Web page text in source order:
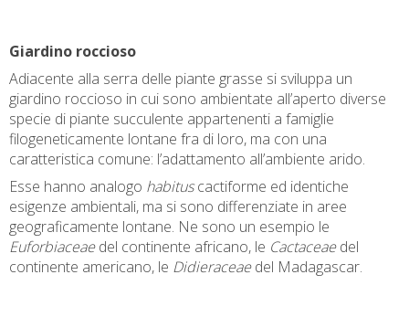
Giardino roccioso
Adiacente alla serra delle piante grasse si sviluppa un
giardino roccioso in cui sono ambientate all’aperto diverse
specie di piante succulente appartenenti a famiglie
filogeneticamente lontane fra di loro, ma con una
caratteristica comune: l’adattamento all’ambiente arido.
Esse hanno analogo habituscactiforme ed identiche
esigenze ambientali, ma si sono differenziate in aree
geograficamente lontane. Ne sono un esempio le
Euforbiaceaedel continente africano, le Cactaceaedel
continente americano, le Didieraceaedel Madagascar.